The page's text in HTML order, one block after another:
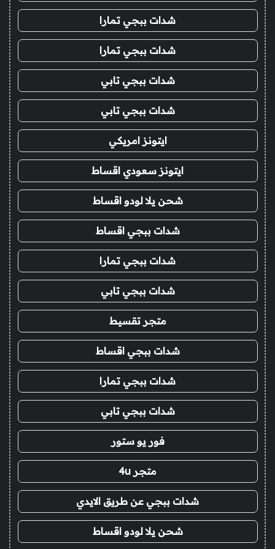
شدات ببجي تمارا
شدات ببجي تمارا
شدات ببجي تابي
شدات ببجي تابي
ايتونز امريكي
ايتونز سعودي اقساط
شحن يلا لودو اقساط
شدات ببجي اقساط
شدات ببجي تمارا
شدات ببجي تابي
متجر تقسيط
شدات ببجي اقساط
شدات ببجي تمارا
شدات ببجي تابي
فور يو ستور
متجر 4u
شدات ببجي عن طريق الايدي
شحن يلا لودو اقساط